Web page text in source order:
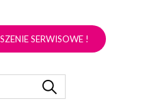
SERWISOWE !